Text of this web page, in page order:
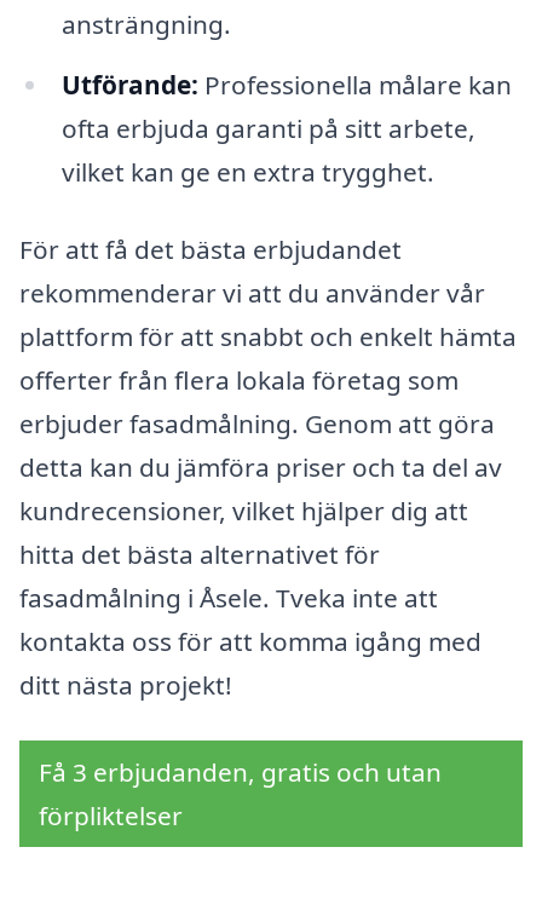
ansträngning.
Utförande: Professionella målare kan
ofta erbjuda garanti på sitt arbete,
vilket kan ge en extra trygghet.
För att få det bästa erbjudandet
rekommenderar vi att du använder vår
plattform för att snabbt och enkelt hämta
offerter från flera lokala företag som
erbjuder fasadmålning. Genom att göra
detta kan du jämföra priser och ta del av
kundrecensioner, vilket hjälper dig att
hitta det bästa alternativet för
fasadmålning i Åsele. Tveka inte att
kontakta oss för att komma igång med
ditt nästa projekt!
Få 3 erbjudanden, gratis och utan
förpliktelser